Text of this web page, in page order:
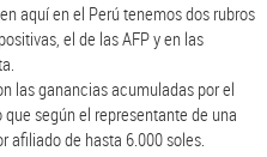
aquí en el Perú tenemos dos rubros
el de las AFP y en las
las ganancias acumuladas por el
según el representante de una
afiliado de hasta 6.000 soles.